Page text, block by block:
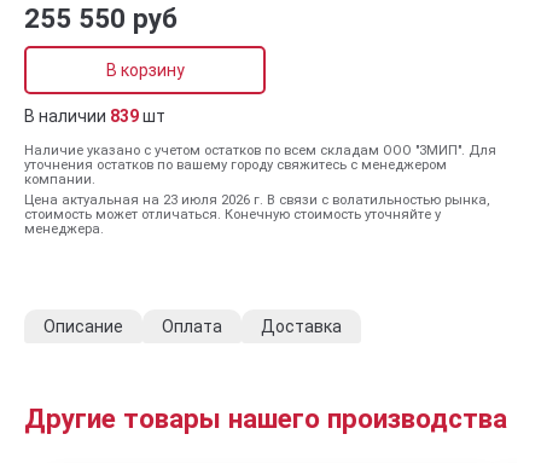
255 550 руб
В корзину
В наличии 839шт
Наличие указано с учетом остатков по всем складам ООО "ЗМИП". Для
уточнения остатков по вашему городу свяжитесь с менеджером
компании.
Цена актуальная на 23 июля 2026 г. В связи с волатильностью рынка,
стоимость может отличаться. Конечную стоимость уточняйте у
менеджера.
Описание Оплата Доставка
Другие товары нашего производства